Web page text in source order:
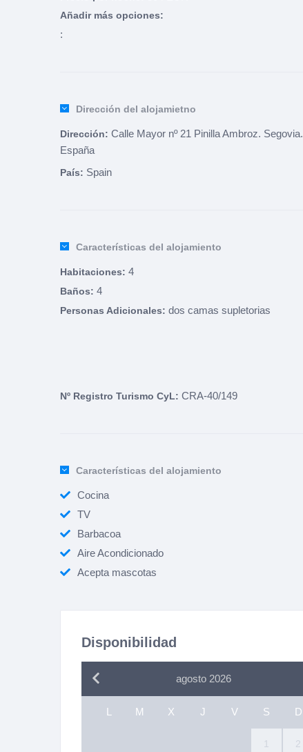
Añadir más opciones:
:
Dirección del alojamietno
Dirección: Calle Mayor nº 21 Pinilla Ambroz. Segovia.
España
País: Spain
Características del alojamiento
Habitaciones: 4
Baños: 4
Personas Adicionales: dos camas supletorias
Nº Registro Turismo CyL: CRA-40/149
Características del alojamiento
Cocina
TV
Barbacoa
Aire Acondicionado
Acepta mascotas
Disponibilidad
agosto 2026
L M X J V S D
1 2